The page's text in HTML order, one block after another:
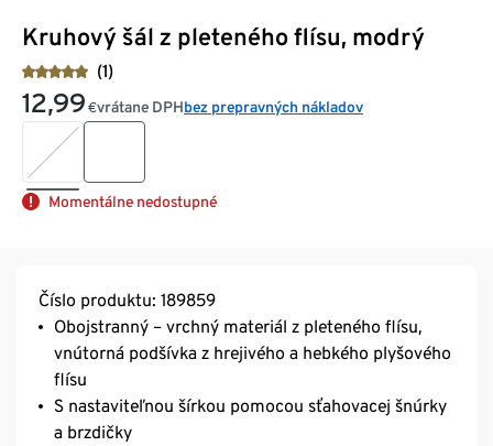
Kruhový šál z pleteného flísu, modrý
(1)
12,99 €vrátane DPHbez prepravných nákladov
Momentálne nedostupné
Číslo produktu: 189859
Obojstranný – vrchný materiál z pleteného flísu,
vnútorná podšívka z hrejivého a hebkého plyšového
flísu
S nastaviteľnou šírkou pomocou sťahovacej šnúrky
a brzdičky